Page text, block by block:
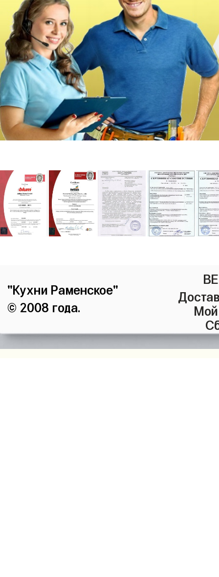
"Кухни Раменское"
© 2008 года.